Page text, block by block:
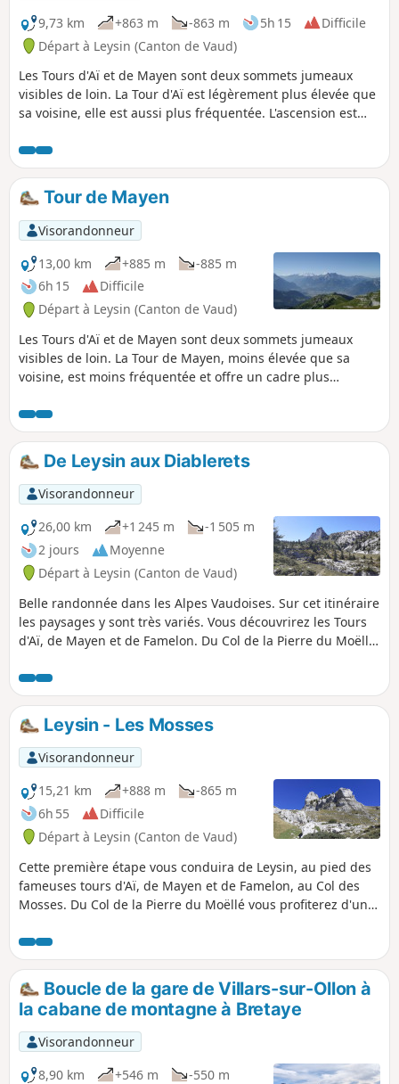
9,73 km
+863 m -863 m 5h 15
Difficile
Départ à Leysin (Canton de Vaud)
Les Tours d'Aï et de Mayen sont deux sommets jumeaux
visibles de loin. La Tour d'Aï est légèrement plus élevée que
sa voisine, elle est aussi plus fréquentée. L'ascension est
Depuis le sommet, vue très dégagée sur le Léman, le
Chablais, les dents du Midi et le Massif du Mont Blanc.
Tour de Mayen
Visorandonneur
13,00 km
+885 m
-885 m
6h 15
Difficile
Départ à Leysin (Canton de Vaud)
Les Tours d'Aï et de Mayen sont deux sommets jumeaux
visibles de loin. La Tour de Mayen, moins élevée que sa
voisine, est moins fréquentée et offre un cadre plus
d'étape aux Chalets de Mayen et au Lac Segray. Juste sous le
sommet, il y a quelques pas de varappe très facile à
effectuer dans un passage équipé. Depuis le sommet, vue
très dégagée sur le Lac Léman, les Diablerets, le Chablais,
les Dents du Midi et le Massif du Mont Blanc.
De Leysin aux Diablerets
Visorandonneur
26,00 km
+1 245 m
-1 505 m
2 jours
Moyenne
Départ à Leysin (Canton de Vaud)
Belle randonnée dans les Alpes Vaudoises. Sur cet itinéraire
les paysages y sont très variés. Vous découvrirez les Tours
d'Aï, de Mayen et de Famelon. Du Col de la Pierre du Moëllé
parcours se présenteront de nombreux points
panoramiques sur le Massif des Diablerets, le Chablais, les
Dents du Midi et le Massif du Mont Blanc.
Leysin - Les Mosses
Visorandonneur
15,21 km
+888 m
-865 m
6h 55
Difficile
Départ à Leysin (Canton de Vaud)
Cette première étape vous conduira de Leysin, au pied des
fameuses tours d'Aï, de Mayen et de Famelon, au Col des
Mosses. Du Col de la Pierre du Moëllé vous profiterez d'une
nombreux points panoramiques sur le Massif des
Diablerets, le Chablais, les Dents du Midi et le Massif du
Mont Blanc.
Boucle de la gare de Villars-sur-Ollon à
la cabane de montagne à Bretaye
Visorandonneur
8,90 km
+546 m
-550 m